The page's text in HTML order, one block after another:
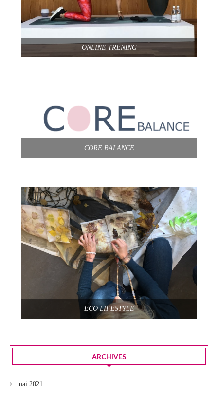
ONLINE TRENING
CORE BALANCE
ECO LIFESTYLE
ARCHIVES
mai 2021